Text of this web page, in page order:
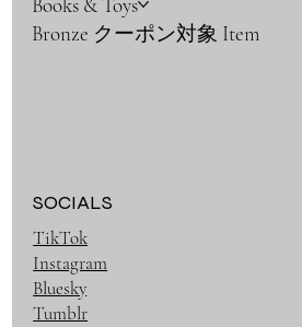
Bronze クーポン対象 Item
SOCIALS
TikTok
Instagram
Bluesky
Tumblr